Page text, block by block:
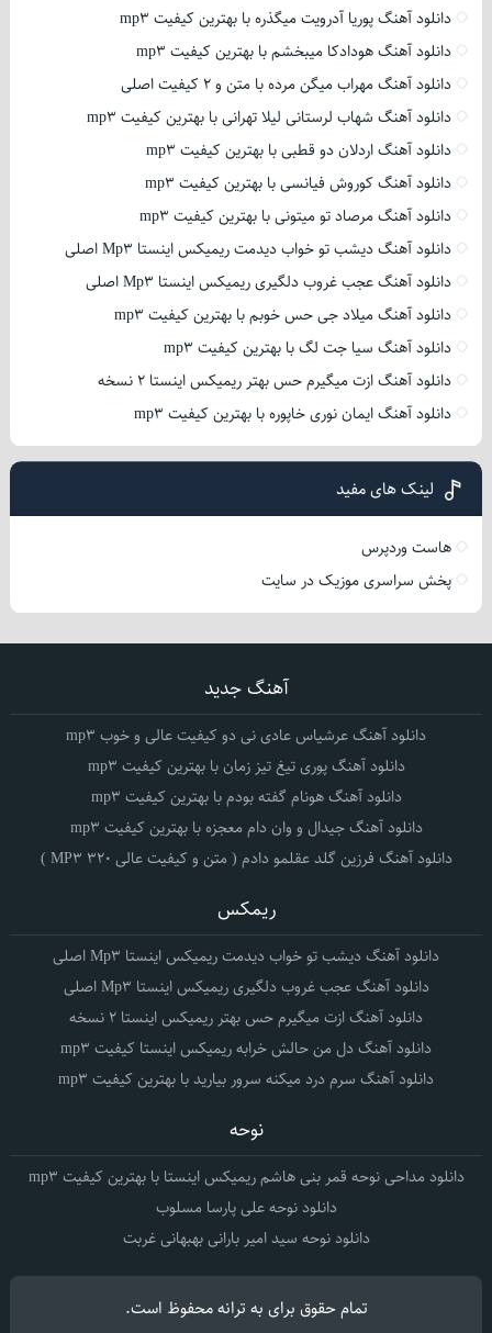
دانلود آهنگ پوریا آدرویت میگذره با بهترین کیفیت mp3
دانلود آهنگ هودادکا میبخشم با بهترین کیفیت mp3
دانلود آهنگ مهراب میگن مرده با متن و 2 کیفیت اصلی
دانلود آهنگ شهاب لرستانی لیلا تهرانی با بهترین کیفیت mp3
دانلود آهنگ اردلان دو قطبی با بهترین کیفیت mp3
دانلود آهنگ کوروش فیانسی با بهترین کیفیت mp3
دانلود آهنگ مرصاد تو میتونی با بهترین کیفیت mp3
دانلود آهنگ دیشب تو خواب دیدمت ریمیکس اینستا Mp3 اصلی
دانلود آهنگ عجب غروب دلگیری ریمیکس اینستا Mp3 اصلی
دانلود آهنگ میلاد جی حس خوبم با بهترین کیفیت mp3
دانلود آهنگ سیا جت لگ با بهترین کیفیت mp3
دانلود آهنگ ازت میگیرم حس بهتر ریمیکس اینستا 2 نسخه
دانلود آهنگ ایمان نوری خاپوره با بهترین کیفیت mp3
لینک های مفید
هاست وردپرس
پخش سراسری موزیک در سایت
آهنگ جدید
دانلود آهنگ عرشیاس عادی نی دو کیفیت عالی و خوب mp3
دانلود آهنگ پوری تیغ تیز زمان با بهترین کیفیت mp3
دانلود آهنگ هونام گفته بودم با بهترین کیفیت mp3
دانلود آهنگ جیدال و وان دام معجزه با بهترین کیفیت mp3
دانلود آهنگ فرزین گلد عقلمو دادم ( متن و کیفیت عالی 320 MP3 )
ریمکس
دانلود آهنگ دیشب تو خواب دیدمت ریمیکس اینستا Mp3 اصلی
دانلود آهنگ عجب غروب دلگیری ریمیکس اینستا Mp3 اصلی
دانلود آهنگ ازت میگیرم حس بهتر ریمیکس اینستا 2 نسخه
دانلود آهنگ دل من حالش خرابه ریمیکس اینستا کیفیت mp3
دانلود آهنگ سرم درد میکنه سرور بیارید با بهترین کیفیت mp3
نوحه
دانلود مداحی نوحه قمر بنی هاشم ریمیکس اینستا با بهترین کیفیت mp3
دانلود نوحه علی پارسا مسلوب
دانلود نوحه سید امیر بارانی بهبهانی غربت
تمام حقوق برای به ترانهمحفوظ است.